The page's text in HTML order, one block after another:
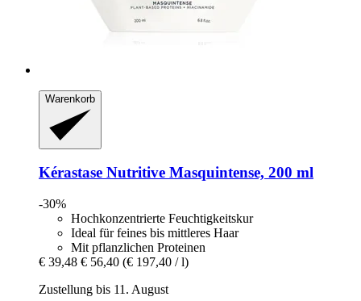
Warenkorb
Kérastase Nutritive Masquintense, 200 ml
-30%
Hochkonzentrierte Feuchtigkeitskur
Ideal für feines bis mittleres Haar
Mit pflanzlichen Proteinen
€ 39,48 € 56,40 (€ 197,40 / l)
Zustellung bis 11. August